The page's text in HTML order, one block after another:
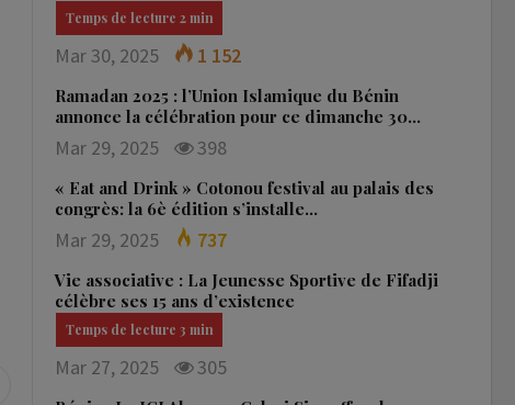
Mar 30, 2025 1 152
Ramadan 2025 : l’Union Islamique du Bénin
annonce la célébration pour ce dimanche 30…
Mar 29, 2025 398
« Eat and Drink » Cotonou festival au palais des
congrès: la 6è édition s’installe…
Mar 29, 2025 737
Vie associative : La Jeunesse Sportive de Fifadji
célèbre ses 15 ans d’existence
Mar 27, 2025 305